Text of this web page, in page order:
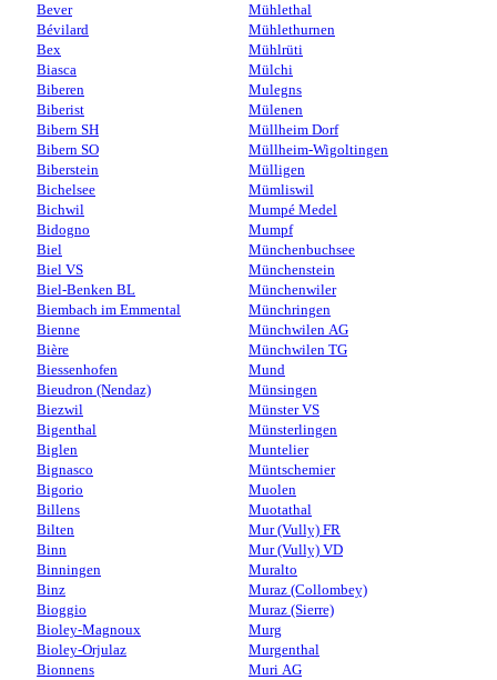
Bever
Bévilard
Bex
Biasca
Biberen
Biberist
Bibern SH
Bibern SO
Biberstein
Bichelsee
Bichwil
Bidogno
Biel
Biel VS
Biel-Benken BL
Biembach im Emmental
Bienne
Bière
Biessenhofen
Bieudron (Nendaz)
Biezwil
Bigenthal
Biglen
Bignasco
Bigorio
Billens
Bilten
Binn
Binningen
Binz
Bioggio
Bioley-Magnoux
Bioley-Orjulaz
Bionnens
Mühlethal
Mühlethurnen
Mühlrüti
Mülchi
Mulegns
Mülenen
Müllheim Dorf
Müllheim-Wigoltingen
Mülligen
Mümliswil
Mumpé Medel
Mumpf
Münchenbuchsee
Münchenstein
Münchenwiler
Münchringen
Münchwilen AG
Münchwilen TG
Mund
Münsingen
Münster VS
Münsterlingen
Muntelier
Müntschemier
Muolen
Muotathal
Mur (Vully) FR
Mur (Vully) VD
Muralto
Muraz (Collombey)
Muraz (Sierre)
Murg
Murgenthal
Muri AG